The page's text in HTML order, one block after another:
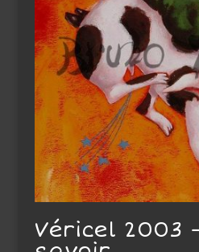
Véricel 2003